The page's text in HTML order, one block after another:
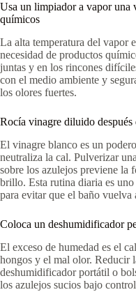
Usa un limpiador a vapor una
químicos
La alta temperatura del vapor
necesidad de productos
juntas y en los rincones
con el medio ambiente y
los olores fuertes.
Rocía vinagre diluido después
El vinagre blanco es un
neutraliza la cal. Pulverizar
sobre los azulejos previene la
brillo. Esta rutina diaria es
para evitar que el baño vuelva
Coloca un deshumidificador
El exceso de humedad es el
hongos y el mal olor. Reducir
deshumidificador portátil o
los azulejos sucios bajo